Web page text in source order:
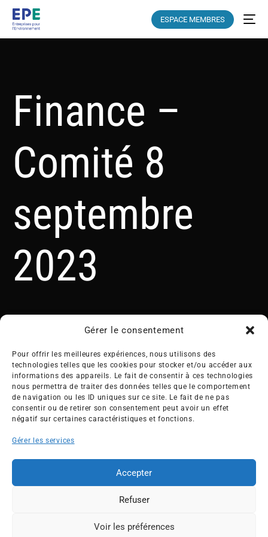
Gérer le consentement
Pour offrir les meilleures expériences, nous utilisons des
technologies telles que les cookies pour stocker et/ou accéder aux
informations des appareils. Le fait de consentir à ces technologies
nous permettra de traiter des données telles que le comportement
de navigation ou les ID uniques sur ce site. Le fait de ne pas
consentir ou de retirer son consentement peut avoir un effet
négatif sur certaines caractéristiques et fonctions.
Gérer les services
Accepter
Refuser
Voir les préférences
ESPACE MEMBRES
Finance –
Comité 8
septembre
2023
Créée en 1992, l’association française des Entreprises pour
l’Environnement (EPE) rassemble une soixantaine de grandes
entreprises françaises et internationales de tous les secteurs
aux enjeux d’une transition écologique intégrée.
Nos membres
Actus
Presse
Contacts
RGPD
ESPACE MEMBRES